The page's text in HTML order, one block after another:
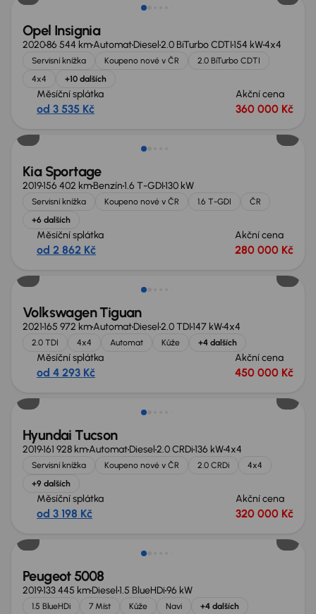
Opel Insignia
202086 544 kmAutomatDiesel2.0 BiTurbo CDTI154 kW4x4
Servisní knížka Koupeno nové v ČR
2.0 BiTurbo CDTI
4x4
+10 dalších
Měsíční splátka
od 3 535 Kč
Akční cena
360 000 Kč
Zlevněno o 10 000 Kč
Kia Sportage
2019156 402 kmBenzín1.6 T-GDI130 kW
Servisní knížka Koupeno nové v ČR 1.6 T-GDI
ČR
+6 dalších
Měsíční splátka
od 2 862 Kč
Akční cena
280 000 Kč
Zlevněno o 70 000 Kč
Volkswagen Tiguan
2021165 972 kmAutomatDiesel2.0 TDI147 kW4x4
2.0 TDI 4x4 Automat Kůže +4 dalších
Měsíční splátka
od 4 293 Kč
Akční cena
450 000 Kč
Zlevněno o 10 000 Kč
Hyundai Tucson
2019161 928 kmAutomatDiesel2.0 CRDi136 kW4x4
Servisní knížka Koupeno nové v ČR 2.0 CRDi
4x4
+9 dalších
Měsíční splátka
od 3 198 Kč
Akční cena
320 000 Kč
Zlevněno o 30 000 Kč
Peugeot 5008
2019133 445 kmDiesel1.5 BlueHDi96 kW
1.5 BlueHDi 7 Míst Kůže Navi +4 dalších